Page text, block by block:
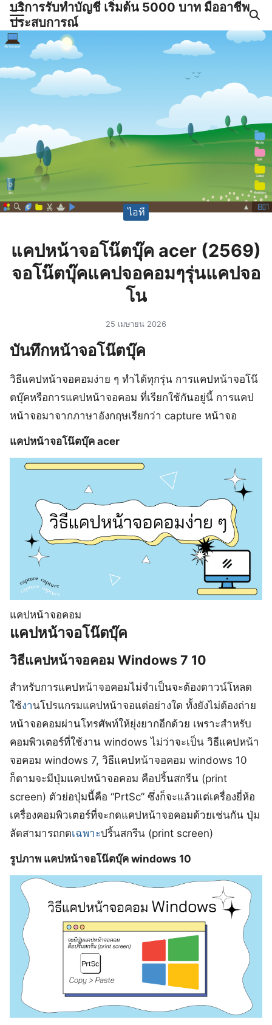
Skip
content
บริการรับทำบัญชี เริ่มต้น 5000 บาท มืออาชีพ
ประสบการณ์
ญชีและภาษีครบวงจร |
Search
for:
ไอที
แคปหน้าจอโน๊ตบุ๊ค acer (2569)
จอโน๊ตบุ๊คแคปจอคอมๆรุ่นแคปจอ
โน
25 เมษายน 2026
บันทึกหน้าจอโน๊ตบุ๊ค
วิธีแคปหน้าจอคอมง่าย ๆ ทำได้ทุกรุ่น การแคปหน้าจอโน๊
ตบุ๊คหรือการแคปหน้าจอคอม ที่เรียกใช้กันอยู่นี้ การแคป
หน้าจอมาจากภาษาอังกฤษเรียกว่า capture หน้าจอ
แคปหน้าจอโน๊ตบุ๊ค acer
แคปหน้าจอคอม
แคปหน้าจอโน๊ตบุ๊ค
วิธีแคปหน้าจอคอม Windows 7 10
สำหรับการแคปหน้าจอคอมไม่จำเป็นจะต้องดาวน์โหลด
ใช้งานโปรแกรมแคปหน้าจอแต่อย่างใด ทั้งยังไม่ต้องถ่าย
หน้าจอคอมผ่านโทรศัพท์ให้ยุ่งยากอีกด้วย เพราะสำหรับ
คอมพิวเตอร์ที่ใช้งาน windows ไม่ว่าจะเป็น วิธีแคปหน้า
จอคอม windows 7, วิธีแคปหน้าจอคอม windows 10
ก็ตามจะมีปุ่มแคปหน้าจอคอม คือปริ้นสกรีน (print
screen) ตัวย่อปุ่มนี้คือ “PrtSc” ซึ่งก็จะแล้วแต่เครื่องยี่ห้อ
เครื่องคอมพิวเตอร์ที่จะกดแคปหน้าจอคอมด้วยเช่นกัน ปุ่ม
ลัดสามารถกดเฉพาะปริ้นสกรีน (print screen)
รูปภาพ แคปหน้าจอโน๊ตบุ๊ค windows 10